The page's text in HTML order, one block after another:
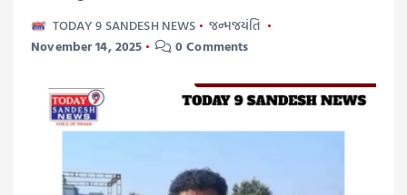
TODAY 9 SANDESH NEWS
જન્મજયંતિ
November 14, 2025
0 Comments